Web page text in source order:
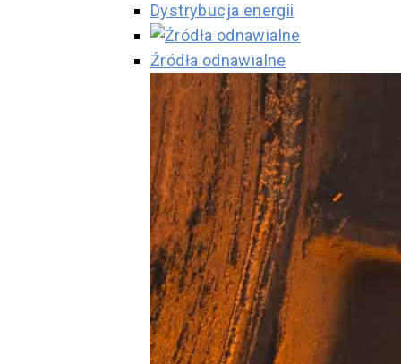
Dystrybucja energii
Źródła odnawialne